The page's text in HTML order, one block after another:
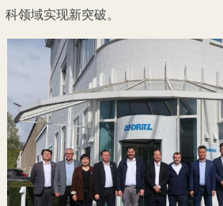
科领域实现新突破。